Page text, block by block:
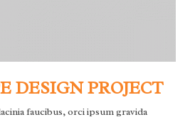
DESIGN PROJECT
faucibus, orci ipsum gravida